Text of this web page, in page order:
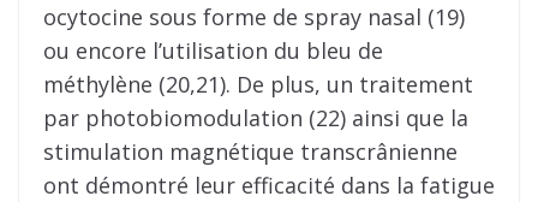
ocytocine sous forme de spray nasal (19)
ou encore l’utilisation du bleu de
méthylène (20,21). De plus, un traitement
par photobiomodulation (22) ainsi que la
stimulation magnétique transcrânienne
ont démontré leur efficacité dans la fatigue